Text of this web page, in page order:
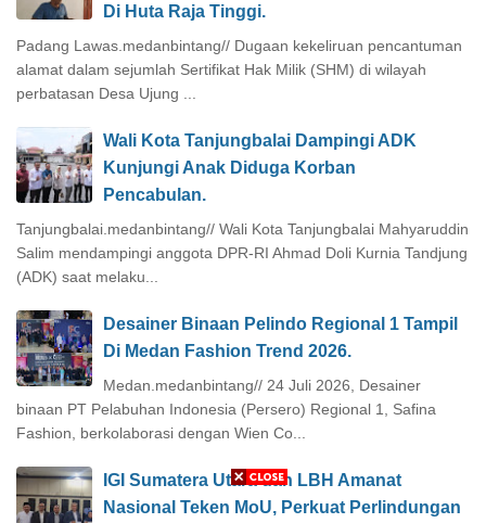
Di Huta Raja Tinggi.
Padang Lawas.medanbintang// Dugaan kekeliruan pencantuman
alamat dalam sejumlah Sertifikat Hak Milik (SHM) di wilayah
perbatasan Desa Ujung ...
Wali Kota Tanjungbalai Dampingi ADK
Kunjungi Anak Diduga Korban
Pencabulan.
Tanjungbalai.medanbintang// Wali Kota Tanjungbalai Mahyaruddin
Salim mendampingi anggota DPR-RI Ahmad Doli Kurnia Tandjung
(ADK) saat melaku...
Desainer Binaan Pelindo Regional 1 Tampil
Di Medan Fashion Trend 2026.
Medan.medanbintang// 24 Juli 2026, Desainer
binaan PT Pelabuhan Indonesia (Persero) Regional 1, Safina
Fashion, berkolaborasi dengan Wien Co...
IGI Sumatera Utara dan LBH Amanat
Nasional Teken MoU, Perkuat Perlindungan